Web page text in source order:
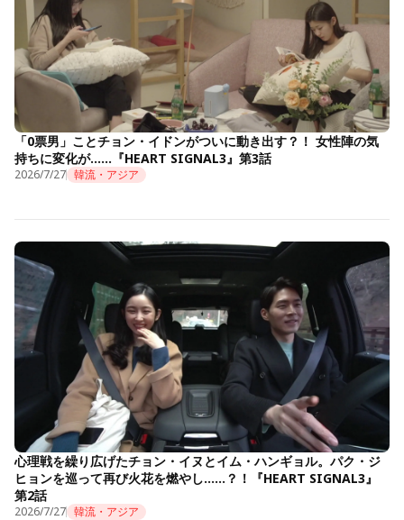
「0票男」ことチョン・イドンがついに動き出す？！ 女性陣の気
持ちに変化が……『HEART SIGNAL3』第3話
2026/7/27 韓流・アジア
心理戦を繰り広げたチョン・イヌとイム・ハンギョル。パク・ジ
ヒョンを巡って再び火花を燃やし……？！『HEART SIGNAL3』
第2話
2026/7/27 韓流・アジア